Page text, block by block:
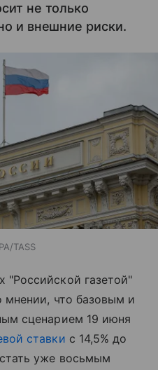
не только
и внешние риски.
TASS
"Российской газетой"
мнении, что базовым и
сценарием 19 июня
ставки с 14,5% до
уже восьмым